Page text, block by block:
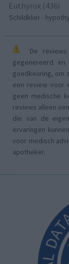
Euthyrox (436)
Schildklier -
De
gegenereerd
goedkeuring, om
een review voor
geen medische
reviews alleen
die van de
ervaringen
voor medisch
apotheker.